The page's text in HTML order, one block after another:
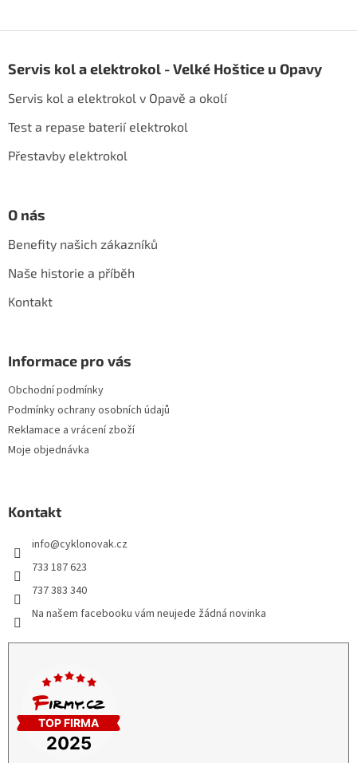
pServis kol a elektrokol - Velké Hoštice u Opavy
Servis kol a elektrokol v Opavě a okolí
Test a repase baterií elektrokol
Přestavby elektrokol
O nás
Benefity našich zákazníků
Naše historie a příběh
Kontakt
Informace pro vás
Obchodní podmínky
Podmínky ochrany osobních údajů
Reklamace a vrácení zboží
Moje objednávka
Kontakt
info@cyklonovak.cz
733 187 623
737 383 340
Na našem facebooku vám neujede žádná novinka